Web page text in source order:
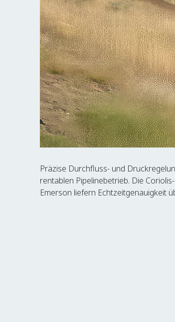
Präzise Durchfluss- und
rentablen Pipelinebetrieb. Die
Emerson liefern Echtzeitgenauigkeit